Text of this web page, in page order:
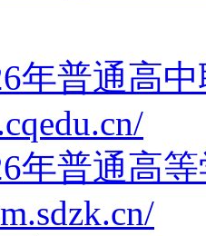
年普通高
年普通高